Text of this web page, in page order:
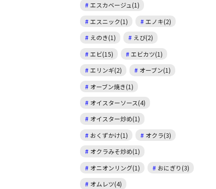
エスカベージュ(1)
エスニック(1)
エノキ(2)
えのき(1)
えび(2)
エビ(15)
エビカツ(1)
エリンギ(2)
オーブン(1)
オーブン焼き(1)
オイスターソース(4)
オイスター炒め(1)
おくずかけ(1)
オクラ(3)
オクラみそ炒め(1)
オニオンリング(1)
おにぎり(3)
オムレツ(4)